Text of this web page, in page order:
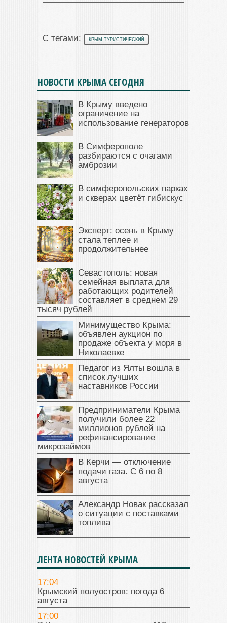
С тегами: КРЫМ ТУРИСТИЧЕСКИЙ
НОВОСТИ КРЫМА СЕГОДНЯ
В Крыму введено
ограничение на
использование генераторов
В Симферополе
разбираются с очагами
амброзии
В симферопольских парках
и скверах цветёт гибискус
Эксперт: осень в Крыму
стала теплее и
продолжительнее
Севастополь: новая
семейная выплата для
работающих родителей
составляет в среднем 29
тысяч рублей
Минимущество Крыма:
объявлен аукцион по
продаже объекта у моря в
Николаевке
Педагог из Ялты вошла в
список лучших
наставников России
Предприниматели Крыма
получили более 22
миллионов рублей на
рефинансирование
микрозаймов
В Керчи — отключение
подачи газа. С 6 по 8
августа
Александр Новак рассказал
о ситуации с поставками
топлива
ЛЕНТА НОВОСТЕЙ КРЫМА
17:04
Крымский полуостров: погода 6
августа
17:00